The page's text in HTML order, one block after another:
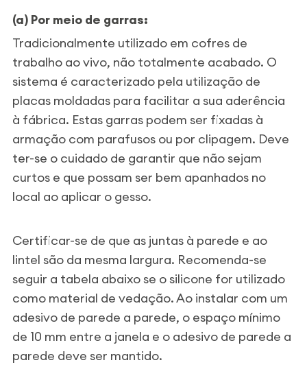
(a) Por meio de garras:
Tradicionalmente utilizado em cofres de
trabalho ao vivo, não totalmente acabado. O
sistema é caracterizado pela utilização de
placas moldadas para facilitar a sua aderência
à fábrica. Estas garras podem ser fixadas à
armação com parafusos ou por clipagem. Deve
ter-se o cuidado de garantir que não sejam
curtos e que possam ser bem apanhados no
local ao aplicar o gesso.
Certificar-se de que as juntas à parede e ao
lintel são da mesma largura. Recomenda-se
seguir a tabela abaixo se o silicone for utilizado
como material de vedação. Ao instalar com um
adesivo de parede a parede, o espaço mínimo
de 10 mm entre a janela e o adesivo de parede a
parede deve ser mantido.